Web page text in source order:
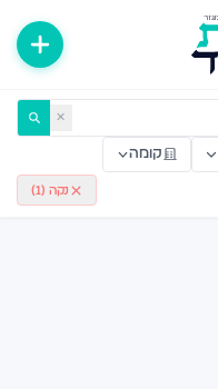
היחיד ✕
קומה
נקה ( 1
)